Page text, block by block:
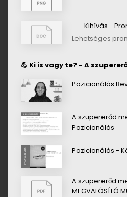
--- Kihívás -
Lehetséges
💪 Ki is vagy te? - A
Pozicionálás
A szupererőd
Pozicionálás
Pozicionálás -
A szupererőd
MEGVALÓSÍTÓ